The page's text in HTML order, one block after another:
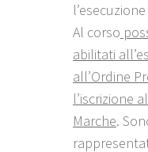
Al corso
abilitati
all’Ordine
l’iscrizione
Marche.